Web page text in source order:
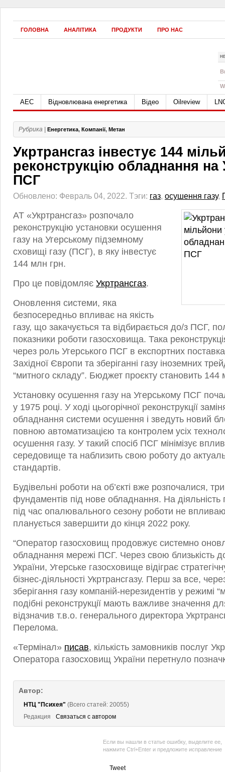
ГОЛОВНА АНАЛІТИКА ПРОДУКТИ ПРО НАС
АЕС Відновлювана енергетика Відео Oilreview
Рубрика | Енергетика, Компанії, Метан
Укртрансгаз інвестує 144
реконструкцію обладнання на
ПСГ
Обновлено: Февраль 04, 2022. Тэги: газ, осушення газу,
АТ «Укртрансгаз» розпочало
реконструкцію установки осушення
газу на Угерському підземному
сховищі газу (ПСГ), в яку інвестує
144 млн грн.
Про це повідомляє Укртрансгаз.
Оновлення системи, яка
безпосередньо впливає на якість
газу, що закачується та відбирається до/з ПСГ,
показники роботи газосховища. Така
через роль Угерського ПСГ в експортних
Західної Європи та зберіганні газу іноземних
“митного складу”. Бюджет проєкту становить 144
Установку осушення газу на Угерському ПСГ
у 1975 році. У ході цьогорічної реконструкції
обладнання системи осушення і зведуть новий
повною автоматизацією та контролем усіх
осушення газу. У такий спосіб ПСГ мінімізує
середовище та наблизить свою роботу до
стандартів.
Будівельні роботи на об’єкті вже розпочалися,
фундаментів під нове обладнання. На діяльність
під час опалювального сезону роботи не
планується завершити до кінця 2022 року.
“Оператор газосховищ продовжує системно
обладнання мережі ПСГ. Через свою близькість
України, Угерське газосховище відіграє
бізнес-діяльності Укртрансгазу. Перш за все,
зберігання газу компаній-нерезидентів у режимі
подібні реконструкції мають важливе значення
відзначив т.в.о. генерального директора
Перелома.
«Термінал» писав, кількість замовників послуг
Оператора газосховищ України перетнуло
Автор:
НТЦ "Психея" (Всего статей: 20055)
Редакция
Связаться с автором
Если вы нашли в статье ошибку, выделите ее,
нажмите Ctrl+Enter и предложите исправление
Tweet